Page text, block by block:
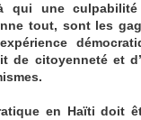
une culpabilité
tout, sont les
de citoyenneté et
en Haïti doit